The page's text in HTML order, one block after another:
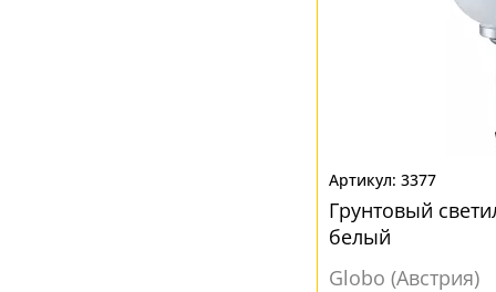
3377
Грунтовый
белый
Globo (Австрия)